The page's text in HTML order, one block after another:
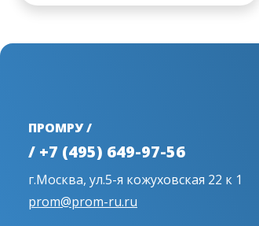
ПРОМРУ /
/ +7 (495) 649-97-56
г.Москва, ул.5-я кожуховская 22 к 1
prom@prom-ru.ru